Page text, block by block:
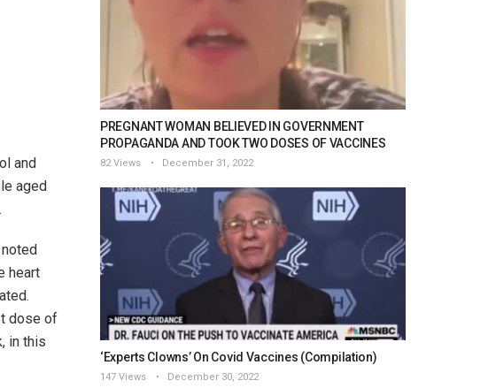
and
aged
heart
dose of
in this
PREGNANT WOMAN BELIEVED IN GOVERNMENT
PROPAGANDA AND TOOK TWO DOSES OF VACCINES
82 Views December 31, 2022
‘Experts Clowns’ On Covid Vaccines (Compilation)
147 Views December 30, 2022